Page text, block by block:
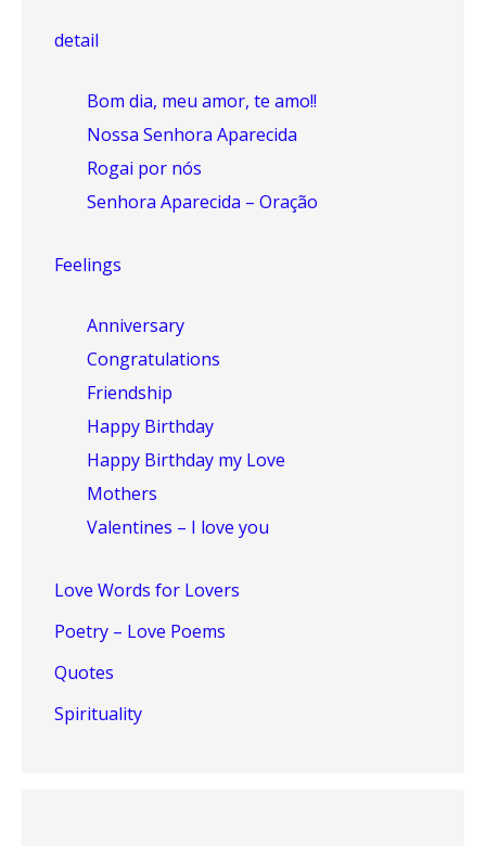
detail
Bom dia, meu amor, te amo!!
Nossa Senhora Aparecida
Rogai por nós
Senhora Aparecida – Oração
Feelings
Anniversary
Congratulations
Friendship
Happy Birthday
Happy Birthday my Love
Mothers
Valentines – I love you
Love Words for Lovers
Poetry – Love Poems
Quotes
Spirituality